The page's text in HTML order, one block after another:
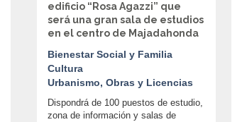
edificio “Rosa Agazzi” que
será una gran sala de estudios
en el centro de Majadahonda
Bienestar Social y Familia
Cultura
Urbanismo, Obras y Licencias
Dispondrá de 100 puestos de estudio,
zona de información y salas de